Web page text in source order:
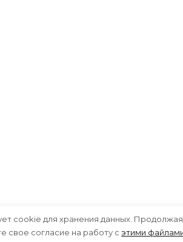
cookie для хранения данных.
свое согласие на работу сэтими